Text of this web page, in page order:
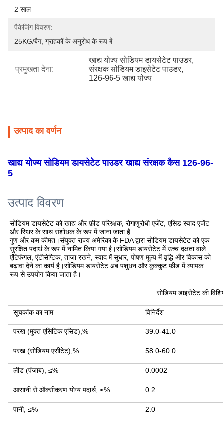
2 साल
पैकेजिंग विवरण:
25KG/बैग, ग्राहकों के अनुरोध के रूप में
प्रमुखता देना:
खाद्य योज्य सोडियम डायसेटेट पाउडर,
संरक्षक सोडियम डाइसेटेट पाउडर,
126-96-5 खाद्य योज्य
उत्पाद का वर्णन
खाद्य योज्य सोडियम डायसेटेट पाउडर खाद्य संरक्षक कैस 126-96-
5
उत्पाद विवरण
सोडियम डायसेटेट को खाद्य और फ़ीड परिरक्षक, रोगाणुरोधी एजेंट, एसिड स्वाद एजेंट
और स्थिर के साथ संशोधक के रूप में जाना जाता है
गुण और कम कीमत।संयुक्त राज्य अमेरिका के FDA द्वारा सोडियम डायसेटेट को एक
सुरक्षित पदार्थ के रूप में नामित किया गया है।सोडियम डायसेटेट में उच्च दक्षता वाले
एंटिफंगल, एंटीसेप्टिक, ताजा रखने, स्वाद में सुधार, पोषण मूल्य में वृद्धि और विकास को
बढ़ावा देने का कार्य है।सोडियम डायसेटेट अब पशुधन और कुक्कुट फ़ीड में व्यापक
रूप से उपयोग किया जाता है।
सोडियम डाइसेटेट की
सूचकांक का नाम विनिर्देश
परख (मुक्त एसिटिक एसिड),% 39.0-41.0
परख (सोडियम एसीटेट),% 58.0-60.0
लीड (पंजाब), ≤% 0.0002
आसानी से ऑक्सीकरण योग्य पदार्थ, ≤% 0.2
पानी, ≤% 2.0